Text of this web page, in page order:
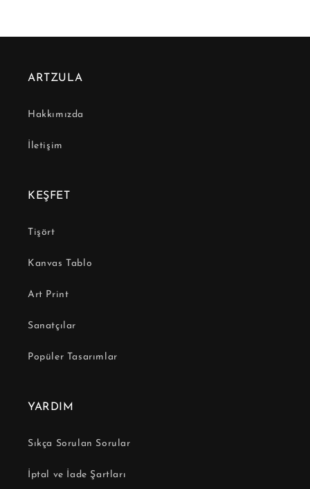
ARTZULA
Hakkımızda
İletişim
KEŞFET
Tişört
Kanvas Tablo
Art Print
Sanatçılar
Popüler Tasarımlar
YARDIM
Sıkça Sorulan Sorular
İptal ve İade Şartları